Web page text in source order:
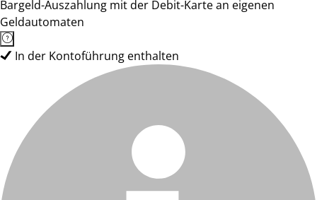
Bargeld-Auszahlung mit der Debit-Karte an eigenen
Geldautomaten
In der Kontoführung enthalten